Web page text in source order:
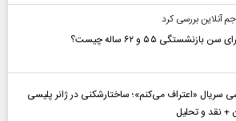
آنلاین بررسی کرد
بازنشستگی ۵۵ و ۶۲ ساله چیست؟
سریال «اعتراف می‌کنم»؛ ساختارشکنی در ژانر پلیسی
+ نقد و تحلیل